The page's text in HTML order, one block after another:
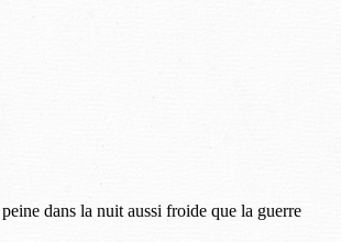
dans la nuit aussi froide que la guerre